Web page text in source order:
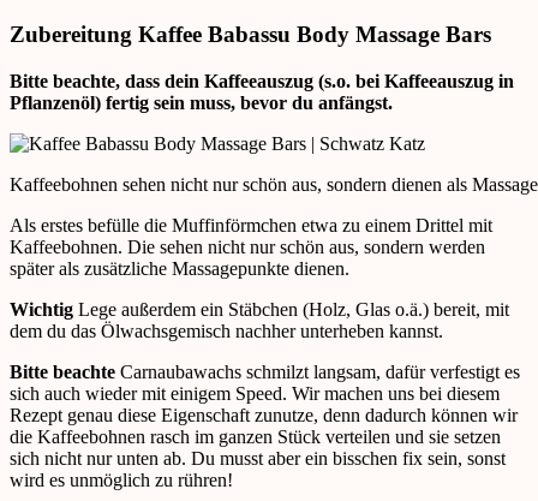
Zubereitung Kaffee Babassu Body Massage Bars
Bitte beachte, dass dein Kaffeeauszug (s.o. bei Kaffeeauszug in
Pflanzenöl) fertig sein muss, bevor du anfängst.
Kaffeebohnen sehen nicht nur schön aus, sondern dienen als
Als erstes befülle die Muffinförmchen etwa zu einem Drittel mit
Kaffeebohnen. Die sehen nicht nur schön aus, sondern werden
später als zusätzliche Massagepunkte dienen.
Wichtig Lege außerdem ein Stäbchen (Holz, Glas o.ä.) bereit, mit
dem du das Ölwachsgemisch nachher unterheben kannst.
Bitte beachte Carnaubawachs schmilzt langsam, dafür verfestigt es
sich auch wieder mit einigem Speed. Wir machen uns bei diesem
Rezept genau diese Eigenschaft zunutze, denn dadurch können wir
die Kaffeebohnen rasch im ganzen Stück verteilen und sie setzen
sich nicht nur unten ab. Du musst aber ein bisschen fix sein, sonst
wird es unmöglich zu rühren!